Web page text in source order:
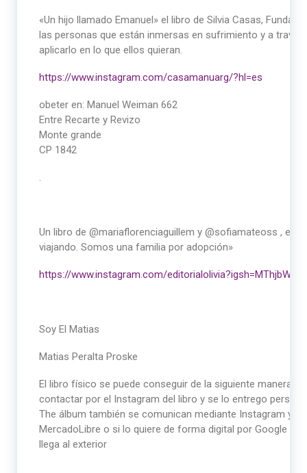
«Un hijo llamado Emanuel» el libro de Silvia Casas,
las personas que están inmersas en sufrimiento y a
aplicarlo en lo que ellos quieran.
https://www.instagram.com/casamanuarg/?hl=es
obeter en: Manuel Weiman 662
Entre Recarte y Revizo
Monte grande
CP 1842
.
Un libro de @mariaflorenciaguillem y @sofiamateoss ,
viajando. Somos una familia por adopción»
https://www.instagram.com/
Soy El Matias
Matias Peralta Proske
El libro físico se puede conseguir de la siguiente manera
contactar por el Instagram del libro y se lo entrego
The álbum también se comunican mediante Instagram y
MercadoLibre o si lo quiere de forma digital por Google
llega al exterior